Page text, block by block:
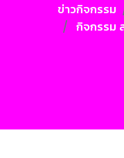
ข่าวกิจกรรม
กิจกรรม